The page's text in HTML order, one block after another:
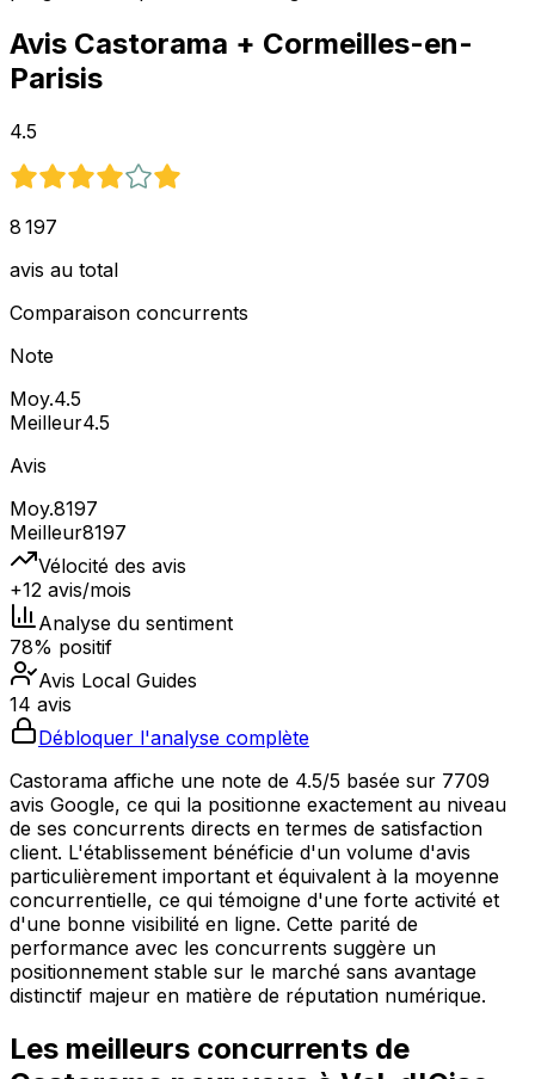
Avis Castorama + Cormeilles-en-
Parisis
4.5
8 197
avis au total
Comparaison concurrents
Note
Moy.4.5
Meilleur4.5
Avis
Moy.8197
Meilleur8197
Vélocité des avis
+12 avis/mois
Analyse du sentiment
78% positif
Avis Local Guides
14 avis
Débloquer l'analyse complète
Castorama affiche une note de 4.5/5 basée sur 7709
avis Google, ce qui la positionne exactement au niveau
de ses concurrents directs en termes de satisfaction
client. L'établissement bénéficie d'un volume d'avis
particulièrement important et équivalent à la moyenne
concurrentielle, ce qui témoigne d'une forte activité et
d'une bonne visibilité en ligne. Cette parité de
performance avec les concurrents suggère un
positionnement stable sur le marché sans avantage
distinctif majeur en matière de réputation numérique.
Les meilleurs concurrents de